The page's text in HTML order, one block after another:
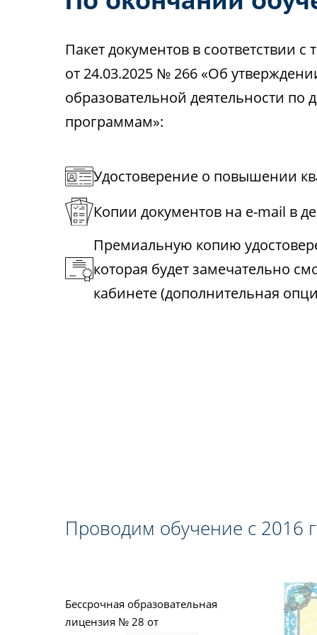
Пакет документов в соответствии
от 24.03.2025 № 266 «Об
образовательной деятельности
программам»:
Удостоверение о повышении
Копии документов на e-mail в
Премиальную копию
которая будет замечательно
кабинете (дополнительная
Проводим обучение с 2016
Бессрочная образовательная
лицензия № 28 от